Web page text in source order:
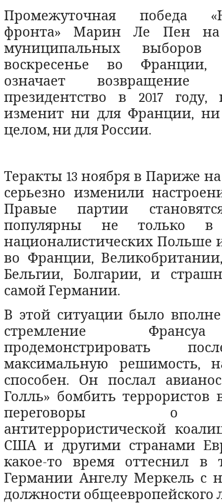
Промежуточная победа
фронта» Марин Ле Пен на
муниципальных
воскресенье во Франции,
означает
президентство в 2017
изменит ни для Франции,
целом, ни для России.
Теракты 13 ноября в Париже
серьезно изменили
Правые партии
популярны не только в
националистических Польше
во Франции,
Бельгии, Болгарии, и
самой Германии.
В этой ситуации было
стремление
продемонстрировать
максимальную решимость,
способен. Он послал
Голль» бомбить террористов
переговоры о
антитеррористической
США и другими странами
какое-то время оттеснил в
Германии Ангелу Меркель с
должности общеевропейского